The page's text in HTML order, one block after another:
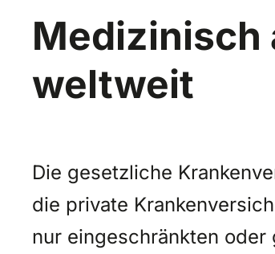
Medizinisch
weltweit
Die gesetzliche
die private
nur eingeschränkten oder